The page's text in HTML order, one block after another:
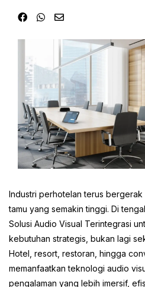
Remember me
Login
Lost
Industri perhotelan terus
tamu yang semakin tinggi. Di
Solusi Audio Visual Terintegrasi
kebutuhan strategis, bukan lagi
Hotel, resort, restoran, hingga
memanfaatkan teknologi audio
pengalaman yang lebih imersif,